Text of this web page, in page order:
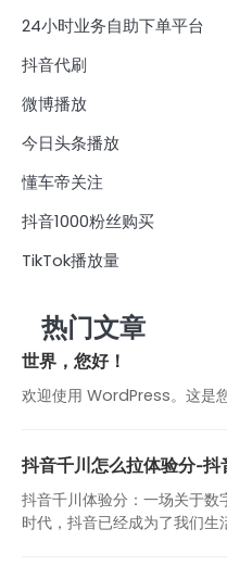
24小时业务自助下单平台
抖音代刷
微博播放
今日头条播放
懂车帝关注
抖音1000粉丝购买
TikTok播放量
热门文章
世界，您好！
欢迎使用 WordPress。这是
抖音千川怎么拉体验分-
抖音千川体验分：一场关于
时代，抖音已经成为了我们生